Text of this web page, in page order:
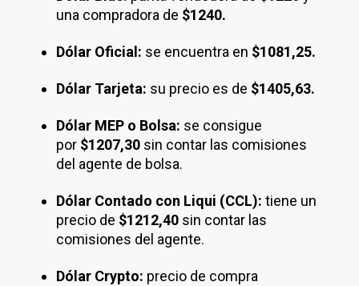
una compradora de $1240.
Dólar Oficial: se encuentra en $1081,25.
Dólar Tarjeta: su precio es de $1405,63.
Dólar MEP o Bolsa: se consigue
por $1207,30 sin contar las comisiones
del agente de bolsa.
Dólar Contado con Liqui (CCL): tiene un
precio de $1212,40 sin contar las
comisiones del agente.
Dólar Crypto: precio de compra